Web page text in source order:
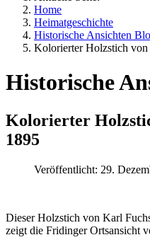
Home
Heimatgeschichte
Historische Ansichten
Kolorierter Holzstich
Historische
Kolorierter
1895
Veröffentlicht: 29.
Dieser Holzstich von Karl
zeigt die Fridinger Ortsansicht